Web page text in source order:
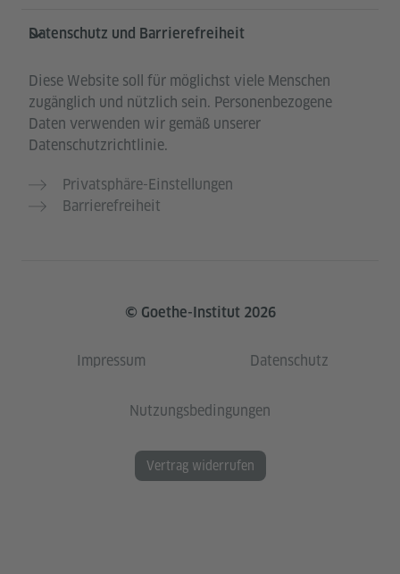
Datenschutz und Barrierefreiheit
Diese Website soll für möglichst viele Menschen
zugänglich und nützlich sein. Personenbezogene
Daten verwenden wir gemäß unserer
Datenschutzrichtlinie.
Privatsphäre-Einstellungen
Barrierefreiheit
© Goethe-Institut 2026
Impressum Datenschutz
Nutzungsbedingungen
Vertrag widerrufen